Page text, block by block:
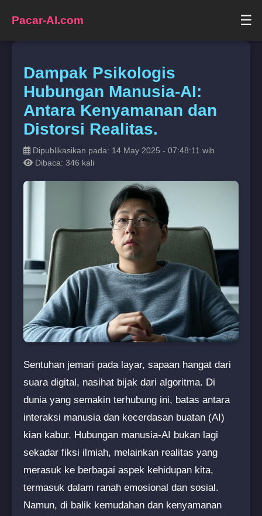
Pacar-AI.com ☰
Dampak Psikologis
Hubungan Manusia-AI:
Antara Kenyamanan dan
Distorsi Realitas.
Dipublikasikan pada: 14 May 2025 - 07:48:11 wib
Dibaca: 346 kali
Sentuhan jemari pada layar, sapaan hangat dari
suara digital, nasihat bijak dari algoritma. Di
dunia yang semakin terhubung ini, batas antara
interaksi manusia dan kecerdasan buatan (AI)
kian kabur. Hubungan manusia-AI bukan lagi
sekadar fiksi ilmiah, melainkan realitas yang
merasuk ke berbagai aspek kehidupan kita,
termasuk dalam ranah emosional dan sosial.
Namun, di balik kemudahan dan kenyamanan